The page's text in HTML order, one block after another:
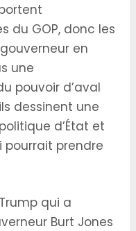
du GOP, donc les
en
une
pouvoir d’aval
dessinent une
d’État et
prendre
qui a
Burt Jones